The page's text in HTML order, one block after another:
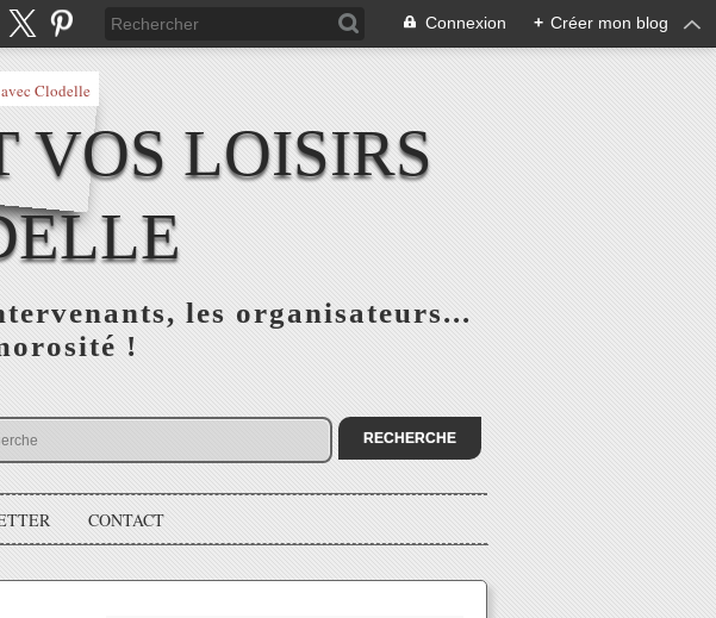
Connexion + Créer mon blog
VOS LOISIRS
les organisateurs...
!
CONTACT